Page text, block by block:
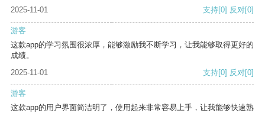
2025-11-01 支持[0] 反对[0]
游客
这款app的学习氛围很浓厚，能够激励我不断学习，让我能够取得更好的
成绩。
2025-11-01
支持[0] 反对[0]
游客
这款app的用户界面简洁明了，使用起来非常容易上手，让我能够快速熟